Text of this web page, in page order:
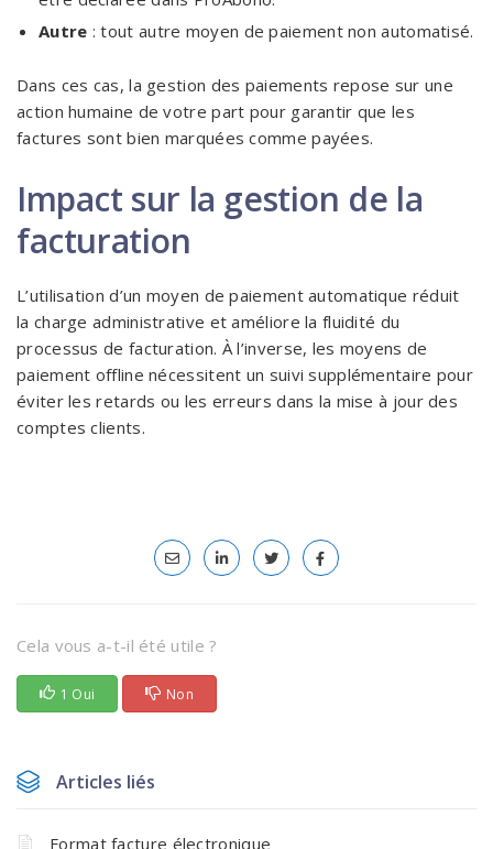
Autre : tout autre moyen de paiement non automatisé.
Dans ces cas, la gestion des paiements repose sur une
action humaine de votre part pour garantir que les
factures sont bien marquées comme payées.
Impact sur la gestion de la
facturation
L’utilisation d’un moyen de paiement automatique réduit
la charge administrative et améliore la fluidité du
processus de facturation. À l’inverse, les moyens de
paiement offline nécessitent un suivi supplémentaire pour
éviter les retards ou les erreurs dans la mise à jour des
comptes clients.
Cela vous a-t-il été utile ?
1 Oui Non
Articles liés
Format facture électronique